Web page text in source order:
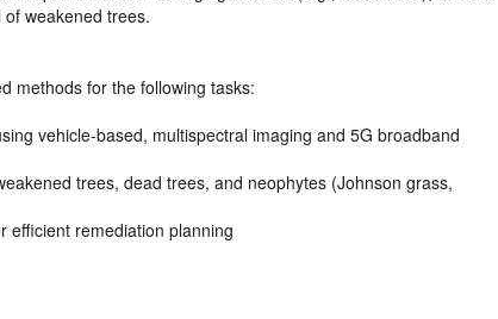
weakened trees.
methods for the following tasks:
vehicle-based, multispectral imaging and 5G broadband
trees, dead trees, and neophytes (Johnson grass,
efficient remediation planning